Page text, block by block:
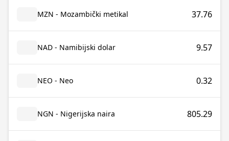
MZN - Mozambički metikal 37.76
NAD - Namibijski dolar 9.57
NEO - Neo 0.32
NGN - Nigerijska naira 805.29